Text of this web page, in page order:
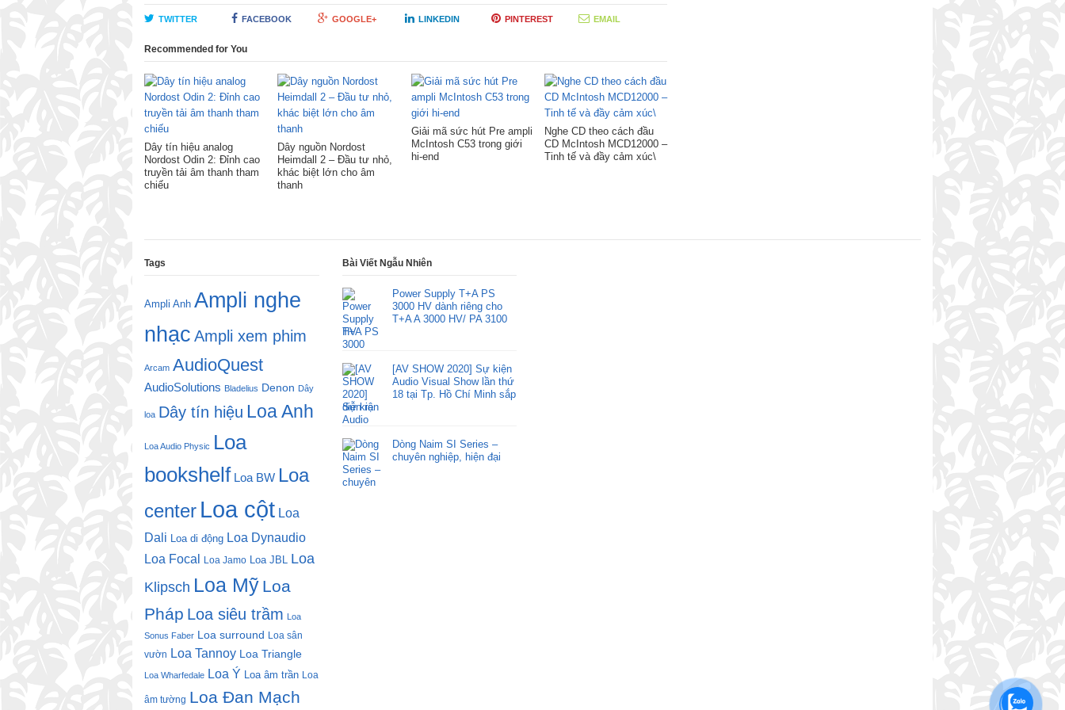
TWITTER FACEBOOK GOOGLE+ LINKEDIN PINTEREST EMAIL
Recommended for You
Dây tín hiệu analog
Nordost Odin 2: Đỉnh cao
truyền tải âm thanh tham
chiếu
Dây nguồn Nordost
Heimdall 2 – Đầu tư nhỏ,
khác biệt lớn cho âm
thanh
Giải mã sức hút Pre ampli
McIntosh C53 trong giới
hi-end
Nghe CD theo cách đầu
CD McIntosh MCD12000 –
Tinh tế và đầy cảm xúc\
Tags
Ampli Anh Ampli nghe
nhạc Ampli xem phim
Arcam AudioQuest
AudioSolutions Bladelius Denon Dây
loa Dây tín hiệu Loa Anh
Loa Audio Physic Loa
bookshelf Loa BW Loa
center Loa cột Loa
Dali Loa di động Loa Dynaudio
Loa Focal
Loa Jamo Loa JBL Loa
Klipsch Loa Mỹ Loa
Pháp Loa siêu trầm Loa
Sonus Faber Loa surround Loa sân
vườn Loa Tannoy Loa Triangle
Loa Wharfedale Loa Ý Loa âm trần Loa
âm tường Loa Đan Mạch
Bài Viết Ngẫu Nhiên
Power Supply T+A PS
3000 HV dành riêng cho
T+A A 3000 HV/ PA 3100
HV
[AV SHOW 2020] Sự kiện
Audio Visual Show lần thứ
18 tại Tp. Hồ Chí Minh sắp
diễn ra
Dòng Naim SI Series –
chuyên nghiệp, hiện đại